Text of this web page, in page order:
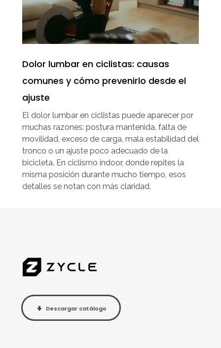
Dolor lumbar en ciclistas: causas
comunes y cómo prevenirlo desde el
ajuste
El dolor lumbar en ciclistas puede aparecer por
muchas razones: postura mantenida, falta de
movilidad, exceso de carga, mala estabilidad del
tronco o un ajuste poco adecuado de la
bicicleta. En ciclismo indoor, donde repites la
misma posición durante mucho tiempo, esos
detalles se notan con más claridad.
Descargar catálogo